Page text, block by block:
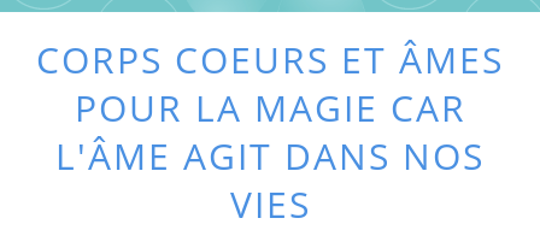
CORPS COEURS ET ÂMES
POUR LA MAGIE CAR
L'ÂME AGIT DANS NOS
VIES